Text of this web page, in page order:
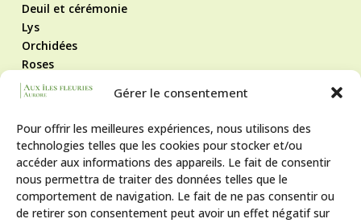
Gérer le consentement
Pour offrir les meilleures expériences, nous utilisons des
technologies telles que les cookies pour stocker et/ou
accéder aux informations des appareils. Le fait de consentir
nous permettra de traiter des données telles que le
comportement de navigation. Le fait de ne pas consentir ou
de retirer son consentement peut avoir un effet négatif sur
Deuil et cérémonie
Lys
Orchidées
Roses
Roses éternelles
Contact
Politique de cookies
CGV
Suivez-nous !